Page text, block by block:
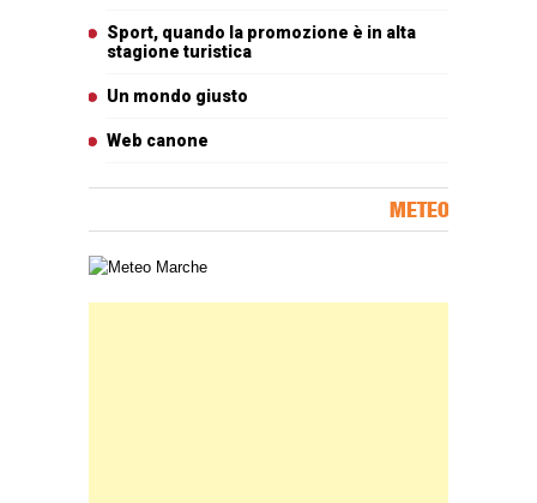
Sport, quando la promozione è in alta
stagione turistica
Un mondo giusto
Web canone
METEO
Carta meteorologica delle Marche